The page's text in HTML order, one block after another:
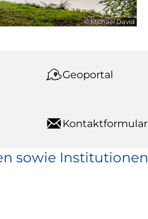
© Michael David
Geoportal
Kontaktformular
sowie Institutionen